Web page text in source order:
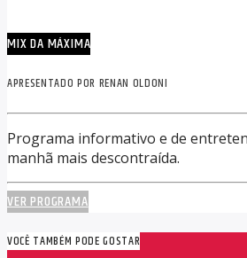
MIX DA MÁXIMA
APRESENTADO POR RENAN OLDONI
Programa informativo e de
manhã mais descontraída.
VER PROGRAMA
VOCÊ TAMBÉM PODE GOSTAR